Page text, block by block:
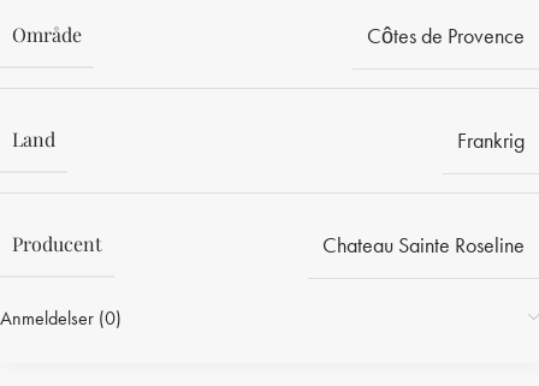
Område Côtes de Provence
Land Frankrig
Producent Chateau Sainte Roseline
Anmeldelser (0)